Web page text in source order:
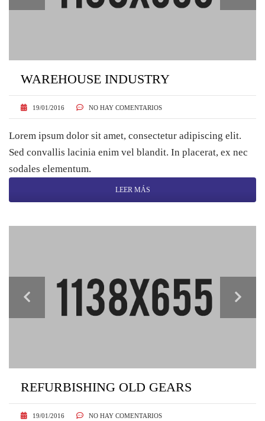
WAREHOUSE INDUSTRY
19/01/2016 NO HAY COMENTARIOS
Lorem ipsum dolor sit amet, consectetur adipiscing elit.
Sed convallis lacinia enim vel blandit. In placerat, ex nec
sodales elementum.
LEER MÁS
REFURBISHING OLD GEARS
19/01/2016 NO HAY COMENTARIOS